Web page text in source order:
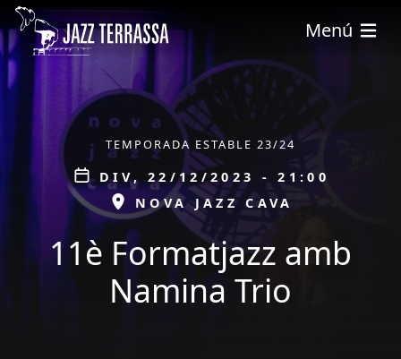
Vés al contingut
Menú
ÀMBIT TEMPORADA ESTABLE 23/24
Data
DIV, 22/12/2023 - 21:00
ESPAI
NOVA JAZZ CAVA
11è Formatjazz amb
Namina Trio